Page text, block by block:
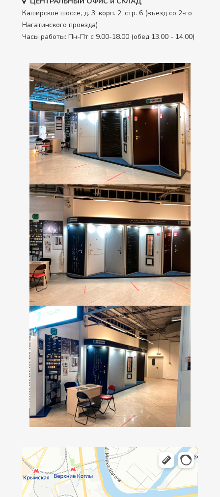
Каширское шоссе, д. 3, корп. 2, стр. 6 (въезд со 2-го
Нагатинского проезда)
Часы работы: Пн-Пт с 9.00-18.00 (обед 13.00 - 14.00)